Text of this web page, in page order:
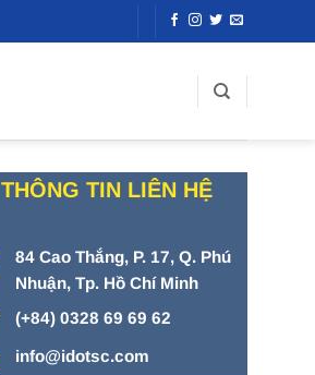
THÔNG TIN LIÊN HỆ
84 Cao Thắng, P. 17, Q. Phú
Nhuận, Tp. Hồ Chí Minh
(+84) 0328 69 69 62
info@idotsc.com